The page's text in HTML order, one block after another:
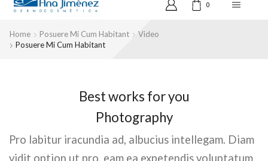
0
Home Posuere Mi Cum Habitant
Video
Posuere Mi Cum Habitant
Best works for you
Photography
Pro labitur iracundia ad, albucius intellegam. Diam
vidit option ut pro, eam ea expetendis voluptatum